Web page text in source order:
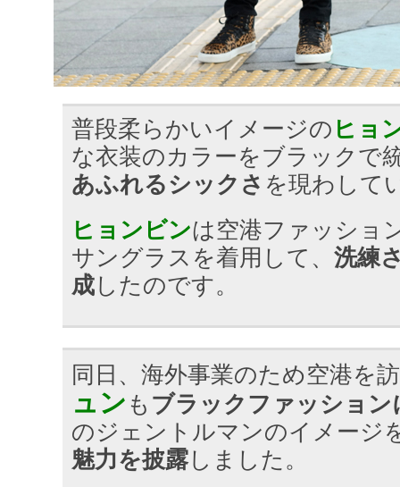
普段柔らかいイメージの ヒョ
な衣装のカラーをブラックで
あふれるシックさ を現わして
ヒョンビンは空港ファッショ
サングラスを着用して、 洗練
成したのです。
同日、海外事業のため空港を
ュン も ブラックファッション
のジ​​ェントルマンのイメージ
魅力を披露しました。